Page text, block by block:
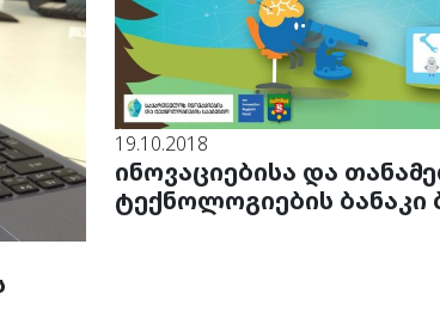
19.10.2018
ინოვაციებისა და
ტექნოლოგიების ბანაკი